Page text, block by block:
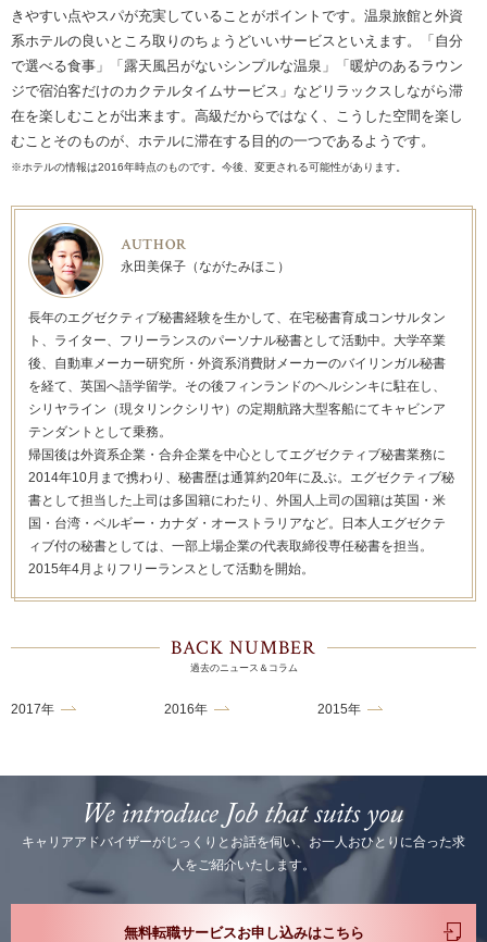
きやすい点やスパが充実していることがポイントです。温泉旅館と外資
系ホテルの良いところ取りのちょうどいいサービスといえます。「自分
で選べる食事」「露天風呂がないシンプルな温泉」「暖炉のあるラウン
ジで宿泊客だけのカクテルタイムサービス」などリラックスしながら滞
在を楽しむことが出来ます。高級だからではなく、こうした空間を楽し
むことそのものが、ホテルに滞在する目的の一つであるようです。
※ホテルの情報は2016年時点のものです。今後、変更される可能性があります。
AUTHOR
永田美保子（ながたみほこ）
長年のエグゼクティブ秘書経験を生かして、在宅秘書育成コンサルタン
ト、ライター、フリーランスのパーソナル秘書として活動中。大学卒業
後、自動車メーカー研究所・外資系消費財メーカーのバイリンガル秘書
を経て、英国へ語学留学。その後フィンランドのヘルシンキに駐在し、
シリヤライン（現タリンクシリヤ）の定期航路大型客船にてキャビンア
テンダントとして乗務。
帰国後は外資系企業・合弁企業を中心としてエグゼクティブ秘書業務に
2014年10月まで携わり、秘書歴は通算約20年に及ぶ。エグゼクティブ秘
書として担当した上司は多国籍にわたり、外国人上司の国籍は英国・米
国・台湾・ベルギー・カナダ・オーストラリアなど。日本人エグゼクテ
ィブ付の秘書としては、一部上場企業の代表取締役専任秘書を担当。
2015年4月よりフリーランスとして活動を開始。
BACK NUMBER
過去のニュース＆コラム
2017年 2016年 2015年
キャリアアドバイザーがじっくりとお話を伺い、お一人おひとりに合った求
人をご紹介いたします。
無料転職サービスお申し込みはこちら